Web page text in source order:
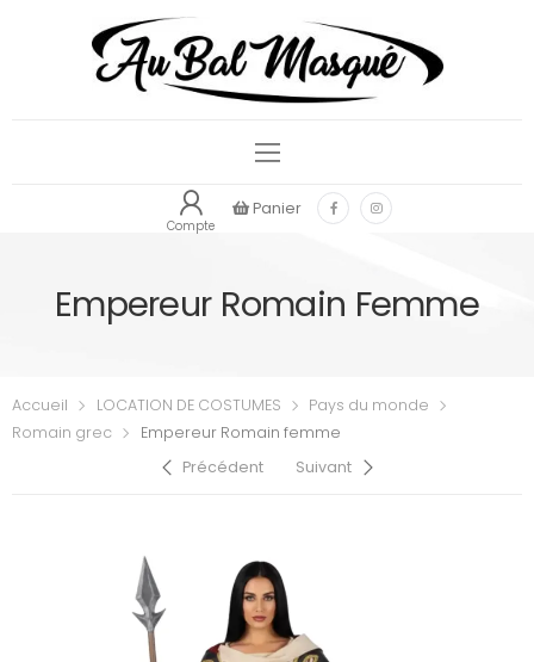
Compte
Panier
Empereur Romain Femme
Accueil LOCATION DE COSTUMES
Pays du monde
Romain grec
Empereur Romain femme
Précédent
Suivant